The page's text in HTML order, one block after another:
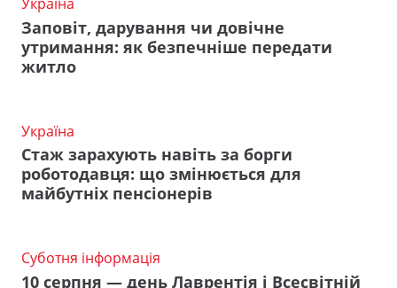
Заповіт, дарування чи довічне
утримання: як безпечніше передати
житло
Україна
Стаж зарахують навіть за борги
роботодавця: що змінюється для
майбутніх пенсіонерів
Суботня інформація
10 серпня — день Лаврентія і Всесвітній